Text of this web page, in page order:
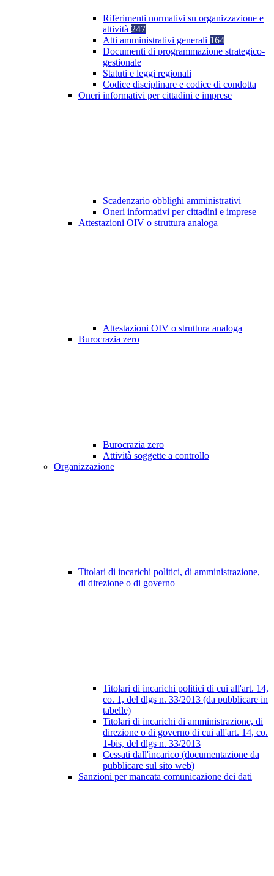
Riferimenti normativi su organizzazione e
attività 247
Atti amministrativi generali 164
Documenti di programmazione strategico-
gestionale
Statuti e leggi regionali
Codice disciplinare e codice di condotta
Oneri informativi per cittadini e imprese
Scadenzario obblighi amministrativi
Oneri informativi per cittadini e imprese
Attestazioni OIV o struttura analoga
Attestazioni OIV o struttura analoga
Burocrazia zero
Burocrazia zero
Attività soggette a controllo
Organizzazione
Titolari di incarichi politici, di amministrazione,
di direzione o di governo
Titolari di incarichi politici di cui all'art. 14,
co. 1, del dlgs n. 33/2013 (da pubblicare in
tabelle)
Titolari di incarichi di amministrazione, di
direzione o di governo di cui all'art. 14, co.
1-bis, del dlgs n. 33/2013
Cessati dall'incarico (documentazione da
pubblicare sul sito web)
Sanzioni per mancata comunicazione dei dati